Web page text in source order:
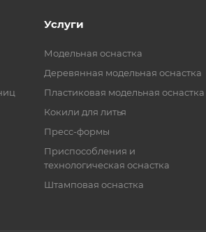
Услуги
Модельная оснастка
Деревянная модельная оснастка
Пластиковая модельная оснастка
Кокили для литья
Пресс-формы
Приспособления и
технологическая оснастка
Штамповая оснастка